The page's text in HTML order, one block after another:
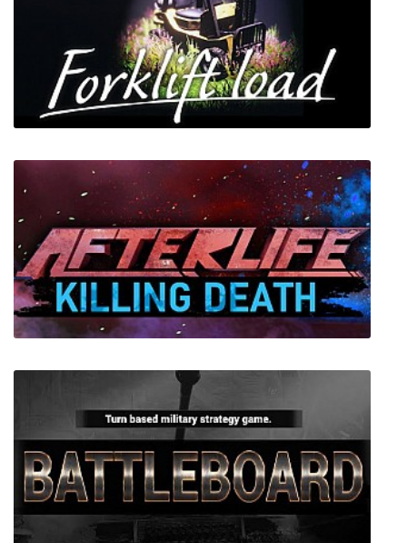
GAI Stops Auto: Right Version Simulator
Forklift Load
AFTERLIFE: KILLING DEATH